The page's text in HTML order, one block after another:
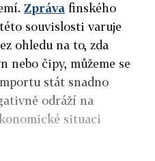
Zpráva finského
souvislosti varuje
ohledu na to, zda
nebo čipy, můžeme se
stát snadno
odráží na
situaci